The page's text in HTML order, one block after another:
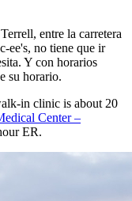
entre la carretera
ee's, no tiene que ir
Y con horarios
su horario.
in clinic is about 20
Center –
ER.